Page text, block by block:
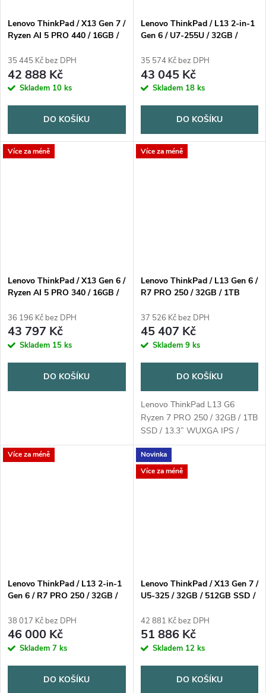
Lenovo ThinkPad / X13 Gen 7 /
Ryzen AI 5 PRO 440 / 16GB /
3yPremier / Win11 Pro / černá
35 445 Kč bez DPH
42 888 Kč
Skladem 10 ks
DO KOŠÍKU
Lenovo ThinkPad / L13 2-in-1
Gen 6 / U7-255U / 32GB /
IPS Touch / 3Y Onsite / Win11
Pro / šedá
35 574 Kč bez DPH
43 045 Kč
Skladem 18 ks
DO KOŠÍKU
Více za méně
Lenovo ThinkPad / X13 Gen 6 /
Ryzen AI 5 PRO 340 / 16GB /
IPS / 3yPremier / Win11 Pro /
černá
36 196 Kč bez DPH
43 797 Kč
Skladem 15 ks
DO KOŠÍKU
Více za méně
Lenovo ThinkPad / L13 Gen 6 /
R7 PRO 250 / 32GB / 1TB
3yOnSite / Win11 Pro / černá
37 526 Kč bez DPH
45 407 Kč
Skladem 9 ks
DO KOŠÍKU
Lenovo ThinkPad L13 G6
Ryzen 7 PRO 250 / 32GB / 1TB
SSD / 13.3” WUXGA IPS /
3yOnSite / Win11 Pro / černá
Více za méně
Lenovo ThinkPad / L13 2-in-1
Gen 6 / R7 PRO 250 / 32GB /
Multi-Touch / 3yOnSite /
Win11 Pro / šedá
38 017 Kč bez DPH
46 000 Kč
Skladem 7 ks
DO KOŠÍKU
Novinka
Více za méně
Lenovo ThinkPad / X13 Gen 7 /
U5-325 / 32GB / 512GB SSD /
Win11 Pro / černá
42 881 Kč bez DPH
51 886 Kč
Skladem 12 ks
DO KOŠÍKU